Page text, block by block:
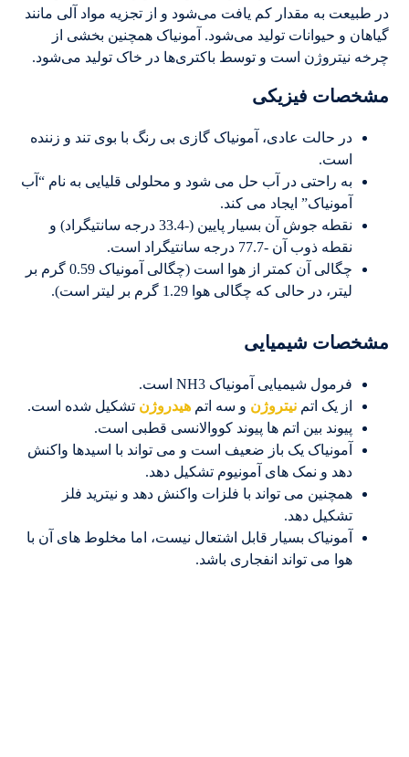
در طبیعت به مقدار کم یافت می‌شود و از تجزیه مواد آلی مانند
گیاهان و حیوانات تولید می‌شود. آمونیاک همچنین بخشی از
چرخه نیتروژن است و توسط باکتری‌ها در خاک تولید می‌شود.
مشخصات فیزیکی
در حالت عادی، آمونیاک گازی بی رنگ با بوی تند و زننده
است.
به راحتی در آب حل می شود و محلولی قلیایی به نام “آب
آمونیاک” ایجاد می کند.
نقطه جوش آن بسیار پایین (-33.4 درجه سانتیگراد) و
نقطه ذوب آن -77.7 درجه سانتیگراد است.
چگالی آن کمتر از هوا است (چگالی آمونیاک 0.59 گرم بر
لیتر، در حالی که چگالی هوا 1.29 گرم بر لیتر است).
مشخصات شیمیایی
فرمول شیمیایی آمونیاک NH3 است.
از یک اتمنیتروژن و سه اتمهیدروژن تشکیل شده است.
پیوند بین اتم ها پیوند کووالانسی قطبی است.
آمونیاک یک باز ضعیف است و می تواند با اسیدها واکنش
دهد و نمک های آمونیوم تشکیل دهد.
همچنین می تواند با فلزات واکنش دهد و نیترید فلز
تشکیل دهد.
آمونیاک بسیار قابل اشتعال نیست، اما مخلوط های آن با
هوا می تواند انفجاری باشد.